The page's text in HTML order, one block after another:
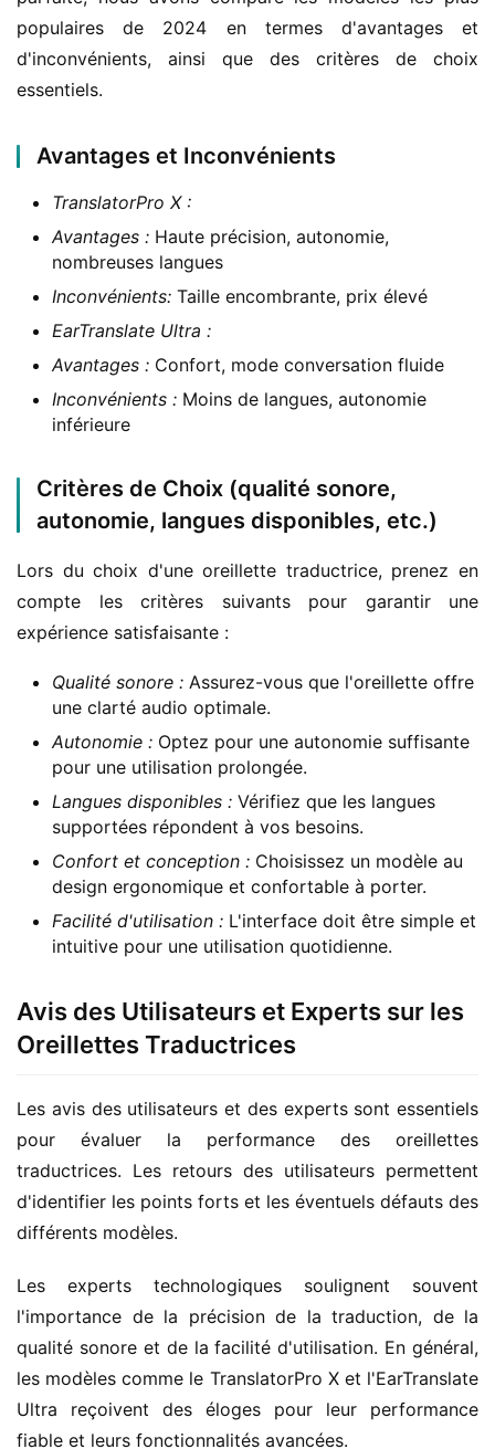
populaires de 2024 en termes d'avantages et
d'inconvénients, ainsi que des critères de choix
essentiels.
Avantages et Inconvénients
TranslatorPro X :
Avantages : Haute précision, autonomie,
nombreuses langues
Inconvénients: Taille encombrante, prix élevé
EarTranslate Ultra :
Avantages : Confort, mode conversation fluide
Inconvénients : Moins de langues, autonomie
inférieure
Critères de Choix (qualité sonore,
autonomie, langues disponibles, etc.)
Lors du choix d'une oreillette traductrice, prenez en
compte les critères suivants pour garantir une
expérience satisfaisante :
Qualité sonore : Assurez-vous que l'oreillette offre
une clarté audio optimale.
Autonomie : Optez pour une autonomie suffisante
pour une utilisation prolongée.
Langues disponibles : Vérifiez que les langues
supportées répondent à vos besoins.
Confort et conception : Choisissez un modèle au
design ergonomique et confortable à porter.
Facilité d'utilisation : L'interface doit être simple et
intuitive pour une utilisation quotidienne.
Avis des Utilisateurs et Experts sur les
Oreillettes Traductrices
Les avis des utilisateurs et des experts sont essentiels
pour évaluer la performance des oreillettes
traductrices. Les retours des utilisateurs permettent
d'identifier les points forts et les éventuels défauts des
différents modèles.
Les experts technologiques soulignent souvent
l'importance de la précision de la traduction, de la
qualité sonore et de la facilité d'utilisation. En général,
les modèles comme le TranslatorPro X et l'EarTranslate
Ultra reçoivent des éloges pour leur performance
fiable et leurs fonctionnalités avancées.